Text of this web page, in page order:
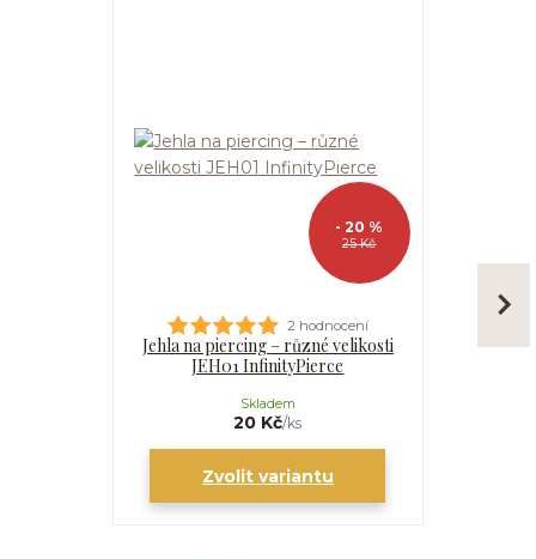
25 Kč
- 20 %
2 hodnocení
Jehla na piercing – různé velikosti
JEH01 InfinityPierce
20 Kč/ks
Skladem
Zvolit variantu